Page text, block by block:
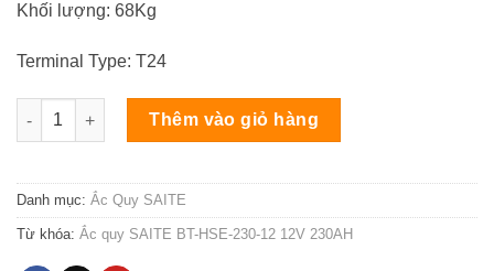
Khối lượng: 68Kg
Terminal Type: T24
Ắc quy SAITE BT-HSE-230-12 12V 230AH số lượng
Thêm vào giỏ hàng
Danh mục: Ắc Quy SAITE
Từ khóa: Ắc quy SAITE BT-HSE-230-12 12V 230AH